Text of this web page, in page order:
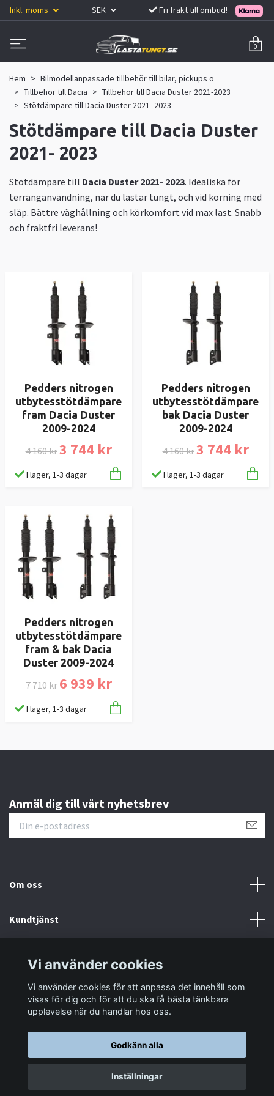
Inkl. moms SEK Fri frakt till ombud!
0
Hem
Bilmodellanpassade tillbehör till bilar, pickups o
Tillbehör till Dacia
Tillbehör till Dacia Duster 2021-2023
Stötdämpare till Dacia Duster 2021- 2023
Stötdämpare till Dacia Duster
2021- 2023
Stötdämpare till Dacia Duster 2021- 2023. Idealiska för
terränganvändning, när du lastar tungt, och vid körning med
släp. Bättre väghållning och körkomfort vid max last. Snabb
och fraktfri leverans!
Pedders nitrogen
utbytesstötdämpare
fram Dacia Duster
2009-2024
4 160 kr3 744 kr
I lager, 1-3 dagar
Pedders nitrogen
utbytesstötdämpare
bak Dacia Duster
2009-2024
4 160 kr3 744 kr
I lager, 1-3 dagar
Pedders nitrogen
utbytesstötdämpare
fram & bak Dacia
Duster 2009-2024
7 710 kr 6 939 kr
I lager, 1-3 dagar
Anmäl dig till vårt nyhetsbrev
Om oss
Kundtjänst
Sociala medier
© 2026 LastaTungt.se
Vi använder cookies
Vi använder cookies för att anpassa det innehåll som
visas för dig och för att du ska få bästa tänkbara
upplevelse när du handlar hos oss.
Godkänn alla
Inställningar